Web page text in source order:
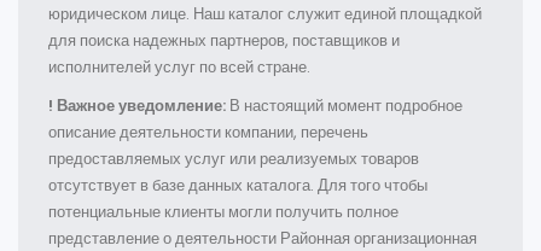
юридическом лице. Наш каталог служит единой площадкой
для поиска надежных партнеров, поставщиков и
исполнителей услуг по всей стране.
! Важное уведомление: В настоящий момент подробное
описание деятельности компании, перечень
предоставляемых услуг или реализуемых товаров
отсутствует в базе данных каталога. Для того чтобы
потенциальные клиенты могли получить полное
представление о деятельности Районная организационная